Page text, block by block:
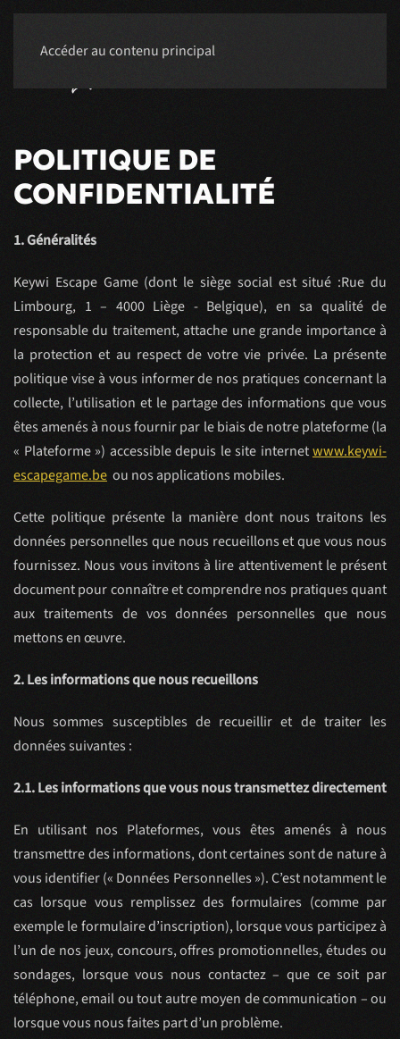
Accéder au contenu principal
POLITIQUE DE
CONFIDENTIALITÉ
1. Généralités
Keywi Escape Game (dont le siège social est situé :Rue du
Limbourg, 1 – 4000 Liège - Belgique), en sa qualité de
responsable du traitement, attache une grande importance à
la protection et au respect de votre vie privée. La présente
politique vise à vous informer de nos pratiques concernant la
collecte, l’utilisation et le partage des informations que vous
êtes amenés à nous fournir par le biais de notre plateforme (la
« Plateforme ») accessible depuis le site internetwww.keywi-
escapegame.be ou nos applications mobiles.
Cette politique présente la manière dont nous traitons les
données personnelles que nous recueillons et que vous nous
fournissez. Nous vous invitons à lire attentivement le présent
document pour connaître et comprendre nos pratiques quant
aux traitements de vos données personnelles que nous
mettons en œuvre.
2. Les informations que nous recueillons
Nous sommes susceptibles de recueillir et de traiter les
données suivantes :
2.1. Les informations que vous nous transmettez directement
En utilisant nos Plateformes, vous êtes amenés à nous
transmettre des informations, dont certaines sont de nature à
vous identifier (« Données Personnelles »). C’est notamment le
cas lorsque vous remplissez des formulaires (comme par
exemple le formulaire d’inscription), lorsque vous participez à
l’un de nos jeux, concours, offres promotionnelles, études ou
sondages, lorsque vous nous contactez – que ce soit par
téléphone, email ou tout autre moyen de communication – ou
lorsque vous nous faites part d’un problème.